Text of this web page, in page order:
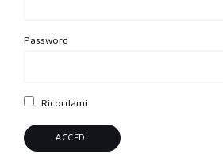
Password
Ricordami